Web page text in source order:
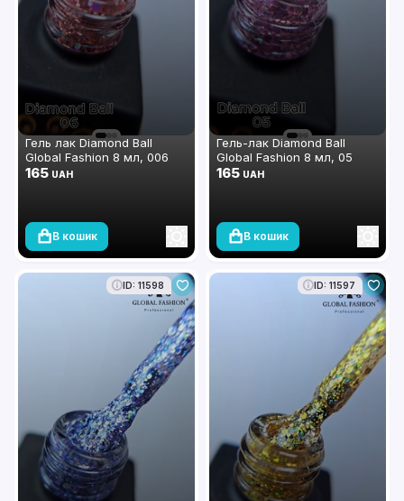
Гель лак Diamond Ball
Global Fashion 8 мл, 006
165 UAH
В кошик
Гель-лак Diamond Ball
Global Fashion 8 мл, 05
165 UAH
В кошик
ID: 11598 ID: 11597